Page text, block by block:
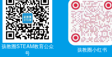
孩教圈STEAM教育公众
号
孩教圈小红书